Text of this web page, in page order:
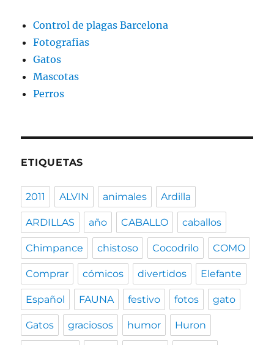
Control de plagas Barcelona
Fotografias
Gatos
Mascotas
Perros
ETIQUETAS
2011 ALVIN animales Ardilla
ARDILLAS año CABALLO caballos
Chimpance chistoso Cocodrilo COMO
Comprar cómicos divertidos Elefante
Español FAUNA festivo fotos gato
Gatos graciosos humor Huron